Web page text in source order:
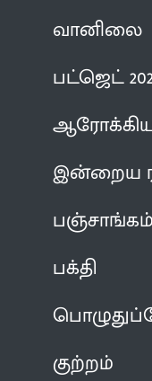
வானிலை
பட்ஜெட்
இன்றைய
பஞ்சாங்கம்
பக்தி
குற்றம்